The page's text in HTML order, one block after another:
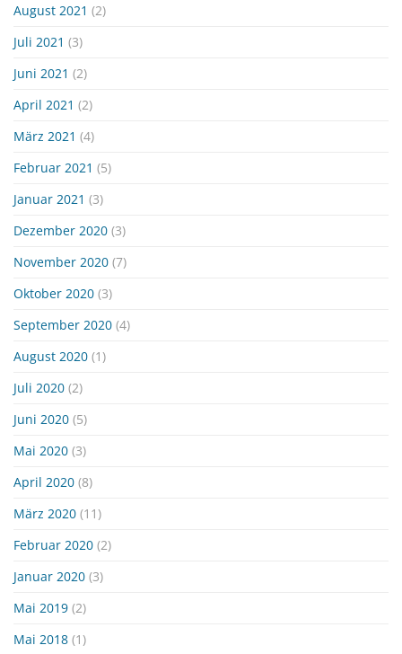
August 2021 (2)
Juli 2021 (3)
Juni 2021 (2)
April 2021 (2)
März 2021 (4)
Februar 2021 (5)
Januar 2021 (3)
Dezember 2020 (3)
November 2020 (7)
Oktober 2020 (3)
September 2020 (4)
August 2020 (1)
Juli 2020 (2)
Juni 2020 (5)
Mai 2020 (3)
April 2020 (8)
März 2020 (11)
Februar 2020 (2)
Januar 2020 (3)
Mai 2019 (2)
Mai 2018 (1)